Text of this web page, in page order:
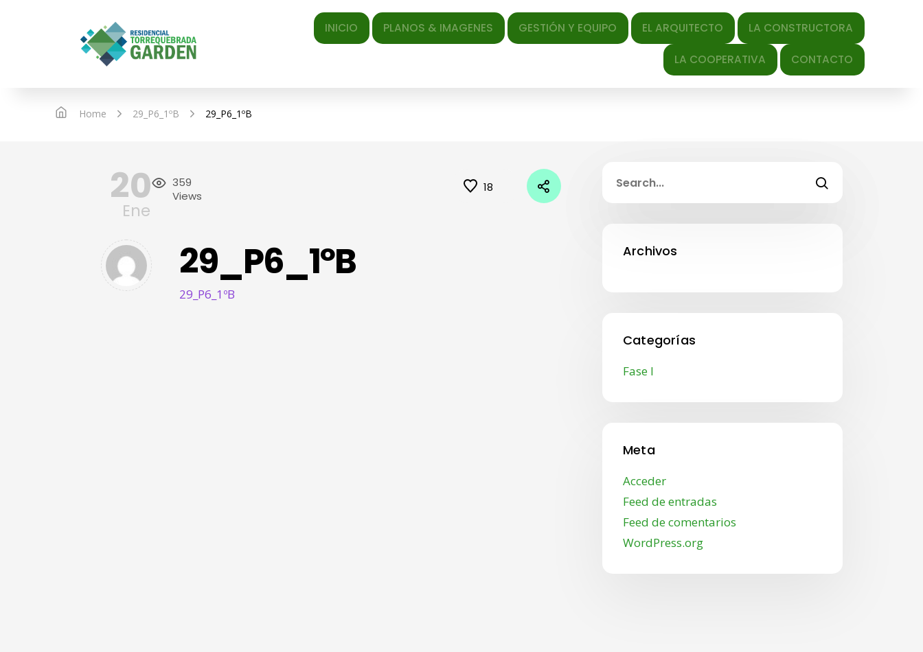
INICIO PLANOS & IMAGENES GESTIÓN Y EQUIPO EL ARQUITECTO LA CONSTRUCTORA
LA COOPERATIVA CONTACTO
Home 29_P6_1ºB 29_P6_1ºB
20
Ene
359
Views
18
29_P6_1ºB
29_P6_1ºB
Archivos
Categorías
Fase I
Meta
Acceder
Feed de entradas
Feed de comentarios
WordPress.org